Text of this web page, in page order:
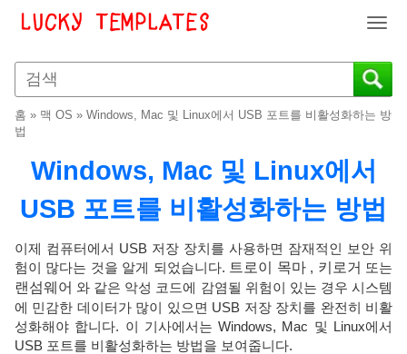
T
g
g
e
i
g
a
t
i
o
n
홈 » 맥 OS » Windows, Mac 및 Linux에서 USB 포트를 비활성화하는 방
법
Windows, Mac 및 Linux에서
USB 포트를 비활성화하는 방법
이제 컴퓨터에서 USB 저장 장치를 사용하면 잠재적인 보안 위
험이 많다는 것을 알게 되었습니다. 트로이 목마, 키로거 또는
랜섬웨어 와 같은 악성 코드에 감염될 위험이 있는 경우 시스템
에 민감한 데이터가 많이 있으면 USB 저장 장치를 완전히 비활
성화해야 합니다. 이 기사에서는 Windows, Mac 및 Linux에서
USB 포트를 비활성화하는 방법을 보여줍니다.